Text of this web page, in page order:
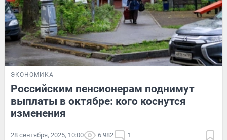
ЭКОНОМИКА
Российским пенсионерам поднимут
выплаты в октябре: кого коснутся
изменения
28 сентября, 2025, 10:00 6 982 1